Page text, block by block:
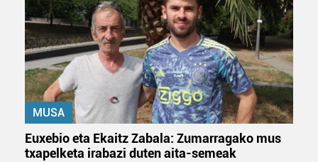
MUSA
Euxebio eta Ekaitz Zabala: Zumarragako mus
txapelketa irabazi duten aita-semeak